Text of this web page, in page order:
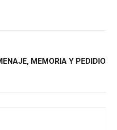
MEMORIA Y PEDIDIO